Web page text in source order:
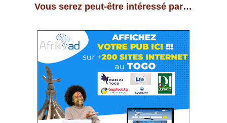
Vous serez peut-être intéressé par…